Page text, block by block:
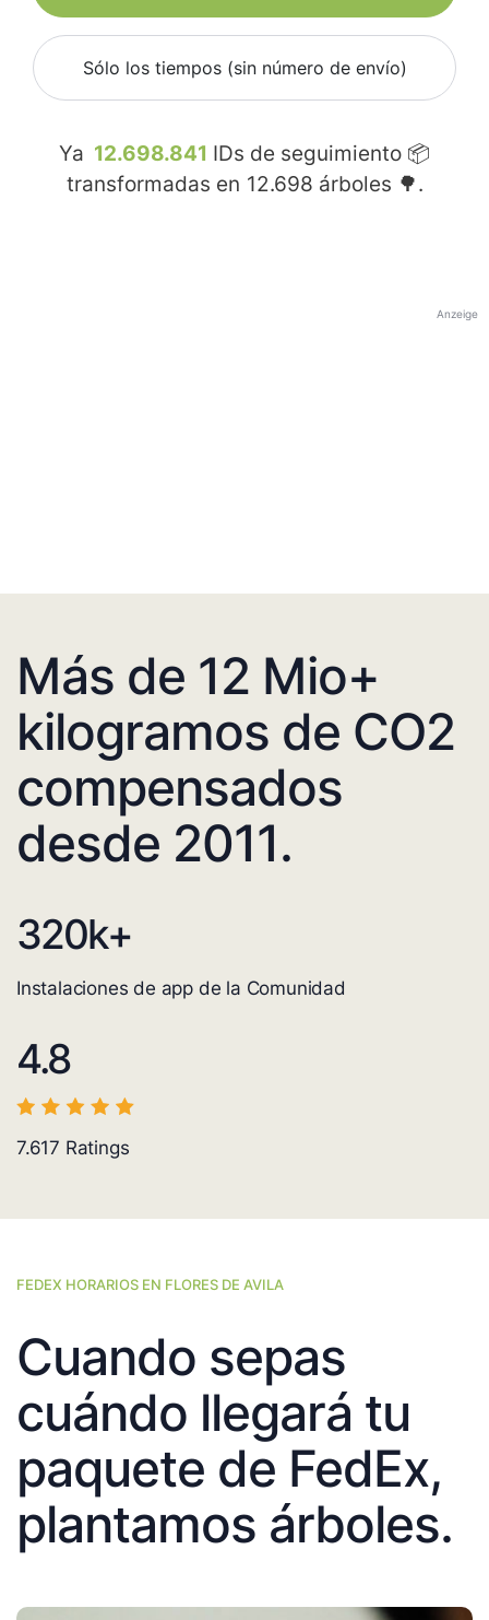
Sólo los tiempos (sin número de envío)
Ya 12.698.841 IDs de seguimiento 📦
transformadas en 12.698 árboles 🌳.
Anzeige
Más de 12 Mio+
kilogramos de CO2
compensados
desde 2011.
320k+
Instalaciones de app de la Comunidad
4.8
7.617 Ratings
FEDEX HORARIOS EN FLORES DE AVILA
Cuando sepas
cuándo llegará tu
paquete de FedEx,
plantamos árboles.